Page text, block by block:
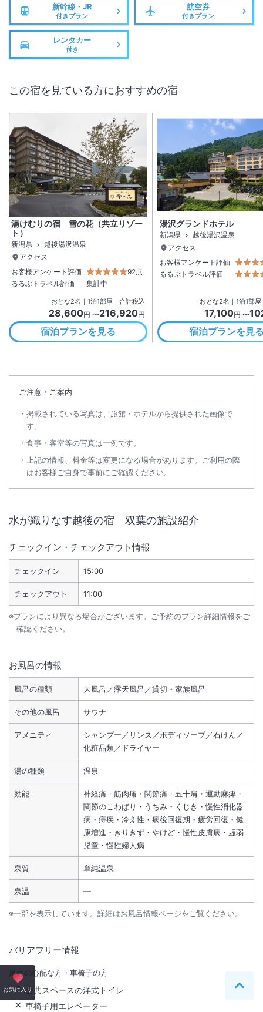
新幹線・JR
付きプラン
航空券
付きプラン
レンタカー
付き
この宿を見ている方におすすめの宿
湯けむりの宿 雪の花（共立リゾー
ト）
新潟県
越後湯沢温泉
アクセス
お客様アンケート評価
92点
るるぶトラベル評価
集計中
おとな2名 ｜ 1泊1部屋｜合計税込
28,600円 〜216,920円
宿泊プランを見る
湯沢グランドホテル
新潟県
越後湯沢温泉
アクセス
お客様アンケート評価
るるぶトラベル評価
おとな2名 ｜ 1泊1部屋
17,100円 〜
宿泊プランを見
ご注意・ご案内
掲載されている写真は、旅館・ホテルから提供された画像で
す。
食事・客室等の写真は一例です。
上記の情報、料金等は変更になる場合があります。ご利用の際
はお客様ご自身で事前にご確認ください。
水が織りなす越後の宿 双葉の施設紹介
チェックイン・チェックアウト情報
チェックイン 15:00
チェックアウト 11:00
※プランにより異なる場合がございます。ご予約のプラン詳細情報をご
確認ください。
お風呂の情報
風呂の種類 大風呂／露天風呂／貸切・家族風呂
その他の風呂 サウナ
アメニティ
シャンプー／リンス／ボディソープ／石けん／
化粧品類／ドライヤー
湯の種類 温泉
効能
神経痛・筋肉痛・関節痛・五十肩・運動麻痺・
関節のこわばり・うちみ・くじき・慢性消化器
病・痔疾・冷え性・病後回復期・疲労回復・健
康増進・きりきず・やけど・慢性皮膚病・虚弱
児童・慢性婦人病
泉質 単純温泉
泉温 ―
※一部を表示しています。詳細はお風呂情報ページをご覧ください。
バリアフリー情報
足元の心配な方・車椅子の方
公共スペースの洋式トイレ
車椅子用エレベーター
お気に入り ペー